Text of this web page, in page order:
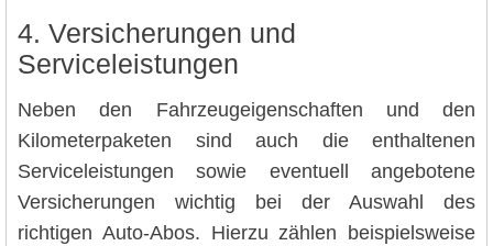
4. Versicherungen und
Serviceleistungen
Neben den Fahrzeugeigenschaften und den
Kilometerpaketen sind auch die enthaltenen
Serviceleistungen sowie eventuell angebotene
Versicherungen wichtig bei der Auswahl des
richtigen Auto-Abos. Hierzu zählen beispielsweise